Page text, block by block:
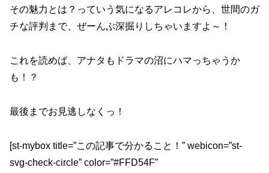
その魅力とは？っていう気になるアレコレから、世間のガ
チな評判まで、ぜーんぶ深掘りしちゃいますよ～！
これを読めば、アナタもドラマの沼にハマっちゃうか
も！？
最後までお見逃しなくっ！
[st-mybox title=”この記事で分かること！” webicon=”st-
svg-check-circle” color=”#FFD54F”